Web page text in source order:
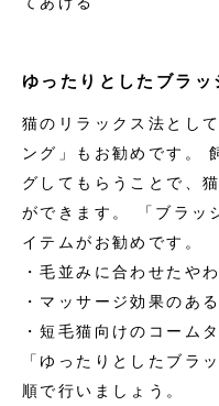
ゆったりとしたブラッ
猫のリラックス法とし
ング」もお勧めです。
グしてもらうことで、
ができます。 「ブラッ
イテムがお勧めです。
・毛並みに合わせたや
・マッサージ効果のあ
・短毛猫向けのコーム
「ゆったりとしたブラ
順で行いましょう。